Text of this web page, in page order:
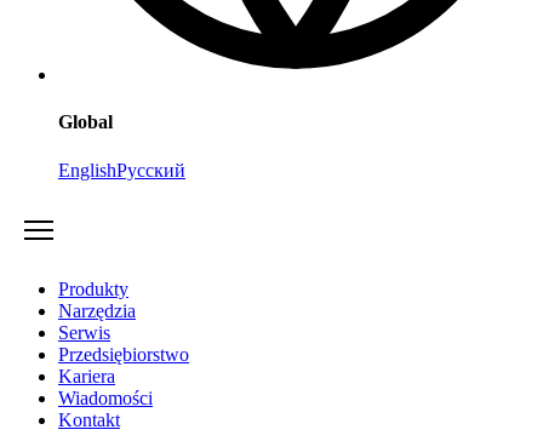
Global
EnglishРусский
Produkty
Narzędzia
Serwis
Przedsiębiorstwo
Kariera
Wiadomości
Kontakt